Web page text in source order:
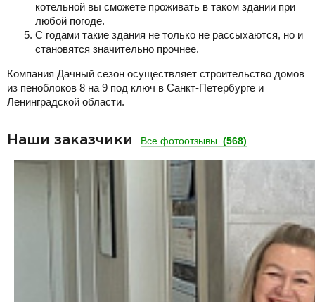
котельной вы сможете проживать в таком здании при
любой погоде.
С годами такие здания не только не рассыхаются, но и
становятся значительно прочнее.
Компания Дачный сезон осуществляет строительство домов
из пеноблоков 8 на 9 под ключ в Санкт-Петербурге и
Ленинградской области.
Наши заказчики Все фотоотзывы (568)